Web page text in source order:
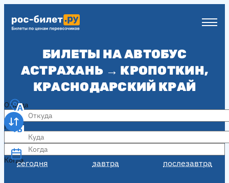
БИЛЕТЫ НА АВТОБУС
АСТРАХАНЬ → КРОПОТКИН,
КРАСНОДАРСКИЙ КРАЙ
Откуда
Куда
Когда
сегодня завтра послезавтра
Когда